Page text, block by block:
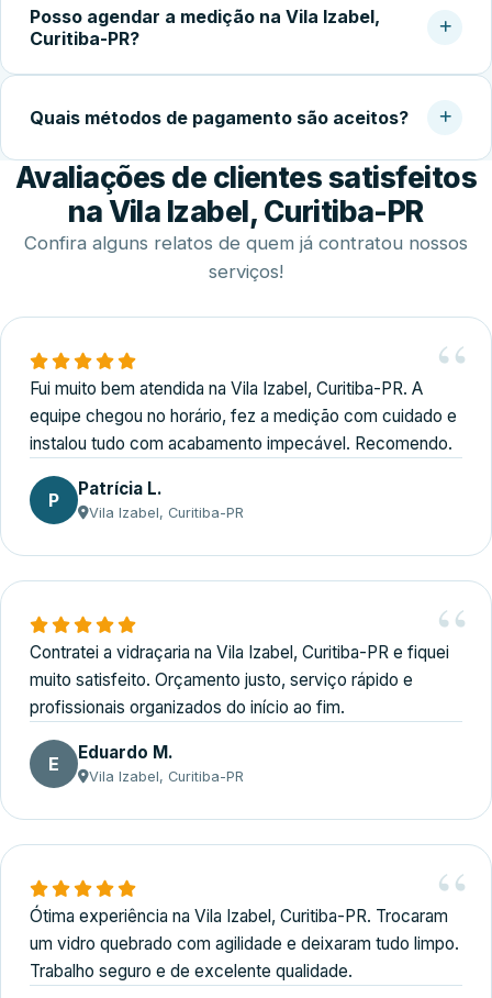
acabamento.
temperado (geralmente 5 a 10 dias úteis), a instalação no
local costuma ser concluída em 2 a 4 horas.
Posso agendar a medição na Vila Izabel,
Curitiba-PR?
disponibilidade do cliente, incluindo finais de semana,
serviço.
Quais métodos de pagamento são aceitos?
Disponibilizamos diversas formas de pagamento,
incluindo Pix, dinheiro, cartões de crédito e débito e
Avaliações de clientes satisfeitos
na Vila Izabel, Curitiba-PR
Confira alguns relatos de quem já contratou nossos
serviços!
Fui muito bem atendida na Vila Izabel, Curitiba-PR. A
equipe chegou no horário, fez a medição com cuidado e
instalou tudo com acabamento impecável. Recomendo.
P Patrícia L.
Vila Izabel, Curitiba-PR
Contratei a vidraçaria na Vila Izabel, Curitiba-PR e fiquei
muito satisfeito. Orçamento justo, serviço rápido e
profissionais organizados do início ao fim.
E Eduardo M.
Vila Izabel, Curitiba-PR
Ótima experiência na Vila Izabel, Curitiba-PR. Trocaram
um vidro quebrado com agilidade e deixaram tudo limpo.
Trabalho seguro e de excelente qualidade.